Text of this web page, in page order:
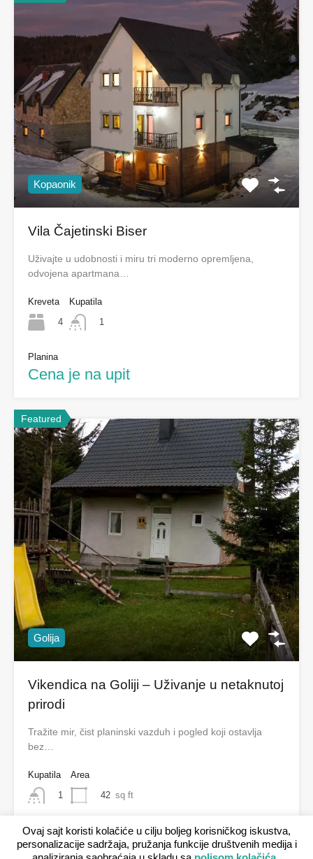
Kopaonik
Vila Čajetinski Biser
Uživajte u udobnosti i miru tri moderno opremljena,
odvojena apartmana…
Kreveta
4
Kupatila
1
Planina
Cena je na upit
Featured
Golija
Vikendica na Goliji – Uživanje u netaknutoj
prirodi
Tražite mir, čist planinski vazduh i pogled koji ostavlja
bez…
Kupatila
1
Area
42 sq ft
Planina, Seoski turizam
€ od 30 Zakup celog smeštaja
Ovaj sajt koristi kolačiće u cilju boljeg korisničkog iskustva,
personalizacije sadržaja, pružanja funkcije društvenih medija i